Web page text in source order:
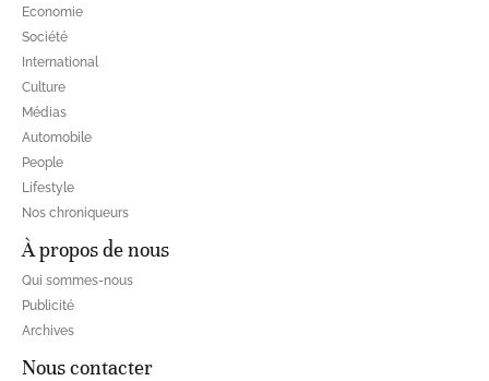
Economie
Société
International
Culture
Médias
Automobile
People
Lifestyle
Nos chroniqueurs
À propos de nous
Qui sommes-nous
Publicité
Archives
Nous contacter